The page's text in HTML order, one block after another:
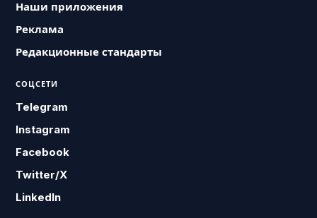
Наши приложения
Реклама
Редакционные стандарты
СОЦСЕТИ
Telegram
Instagram
Facebook
Twitter/X
LinkedIn